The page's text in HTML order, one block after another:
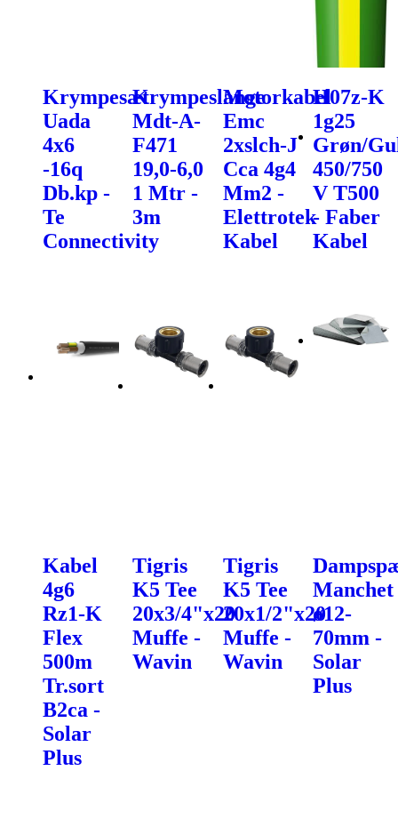
Krympesæt
Uada
4x6
-16q
Db.kp -
Te
Connectivity
Krympeslange
Mdt-A-
F471
19,0-6,0
1 Mtr -
3m
Motorkabel
Emc
2xslch-J
Cca 4g4
Mm2 -
Elettrotek
Kabel
H07z-K
1g25
Grøn/
450/750
V T500
- Faber
Kabel
Kabel
4g6
Rz1-K
Flex
500m
Tr.sort
B2ca -
Solar
Plus
Tigris
K5 Tee
20x3/4"x20
Muffe -
Wavin
Tigris
K5 Tee
20x1/2"x20
Muffe -
Wavin
Manchet
ø12-
70mm -
Solar
Plus